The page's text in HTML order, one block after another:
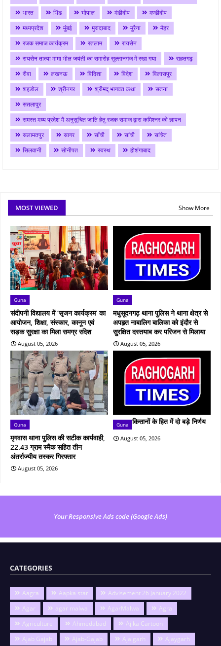
भारत
भिंड भोपाल मंडीदीप
मण्डीदीप
मध्यप्रदेश
मुंबई मुरादाबाद मुरैना
मैहर
रजक समाज कार्यक्रम
रतलाम
रायसेन
रायसेन तात्या मामा भील जयंती का समारोह सुल्तानगंज में रखा गया
राहतगढ़
रीवा
लखनऊ विदिशा विदेश
विलासपुर
शहडोल
श्रीनगर श्रीमद् भागवत कथा
सतना
सतलापुर
समस्त मध्य प्रदेश मै अनुसूचित जाति हेतु रजक समाज द्वारा कमिश्नर को ज्ञापन
सलामतपुर
सागर साँची सांची
सांचेत
सिलवानी
सोनीपत स्वस्थ होशंगाबाद
MOST VIEWED Show More
Guna
संदीपनी विद्यालय में ‘सृजन कार्यक्रम’ का
आयोजन, शिक्षा, संस्कार, कानून एवं
सड़क सुरक्षा का मिला समग्र संदेश
August 05, 2026
Guna
मधुसूदनगढ़ थाना पुलिस ने थाना क्षेत्र से
अपहृत नाबालिग बालिका को इंदौर से
सुरक्षित दस्तयाब कर परिजन से मिलाया
August 05, 2026
Guna
मृगवास थाना पुलिस की सटीक कार्यवाही,
22.43 ग्राम स्मैक सहित तीन
अंतर्राज्यीय तस्कर गिरफ्तार
August 05, 2026
Guna किसानों के हित में दो बड़े निर्णय
August 05, 2026
Your Responsive Ads code (Google Ads)
CATEGORIES
Aagra Aapka star
Advisement 26 January 2022
Agar
agar malwa AgarMalwa
Agra
Agriculture
Ahmedabad
Aj ka Cartoon
Ajab Gajab
Ajab-Gajab Ajaigarh Ajaygarh